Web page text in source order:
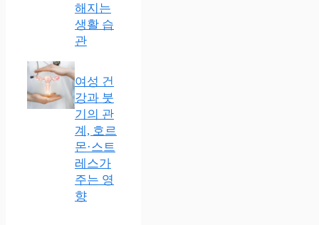
해지는
생활 습
관
여성 건
강과 붓
기의 관
계, 호르
몬·스트
레스가
주는 영
향